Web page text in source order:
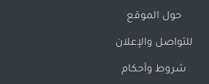
حول الموقع
للتواصل والإعلان
شروط وأحكام